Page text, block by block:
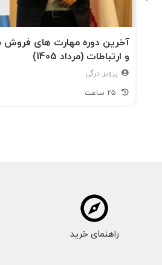
آخرین دوره مهارت های فروش
و ارتباطات (مرداد 1405)
پرویز درگی
راهنمای خرید